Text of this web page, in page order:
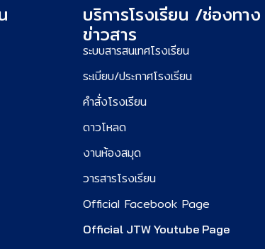
บริการโรงเรียน /ช่องทาง
ข่าวสาร
ระบบสารสนเทศโรงเรียน
ระเบียบ/ประกาศโรงเรียน
คำสั่งโรงเรียน
ดาวโหลด
งานห้องสมุด
วารสารโรงเรียน
Official Facebook Page
Official JTW Youtube Page